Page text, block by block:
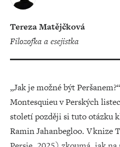
Tereza Matějčková
filozofka a esejistka
„Jak je možné být
Montesquieu v Perských
století později si tuto otázku
Ramin Jahanbegloo. V knize